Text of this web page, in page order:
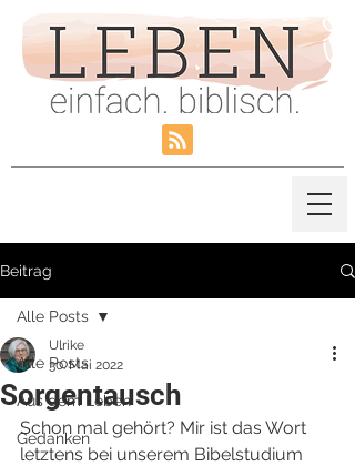
Beitrag
Alle Posts
Aus dem Leben
Gedanken
Alle Posts
Sorgentausch
Ulrike
30. Mai 2022
Schon mal gehört? Mir ist das Wort
letztens bei unserem Bibelstudium